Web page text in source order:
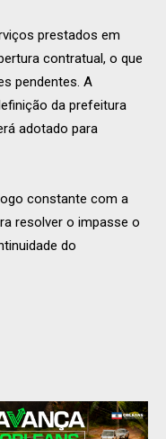
prestados em
contratual, o que
pendentes. A
da prefeitura
adotado para
constante com a
resolver o impasse o
do